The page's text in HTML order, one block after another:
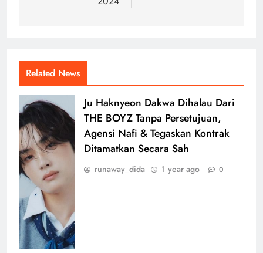
Related News
Ju Haknyeon Dakwa Dihalau Dari
THE BOYZ Tanpa Persetujuan,
Agensi Nafi & Tegaskan Kontrak
Ditamatkan Secara Sah
runaway_dida 1 year ago 0